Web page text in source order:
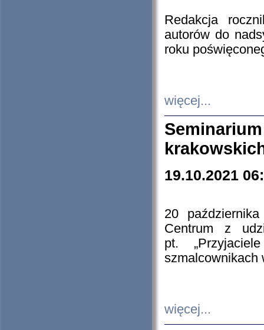
Redakcja
autorów do
roku
więcej...
19.10.2021
20
Centrum z
pt.
szmalcownikach
więcej...